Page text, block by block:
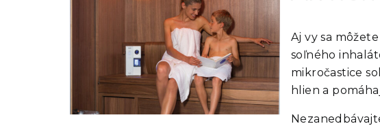
Aj vy sa
soľného
mikročastice
hlien a